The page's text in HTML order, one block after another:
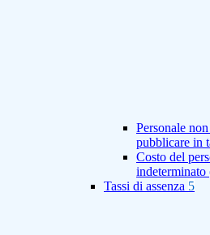
Personale
pubblicare in
Costo del
indeterminato
Tassi di assenza 5